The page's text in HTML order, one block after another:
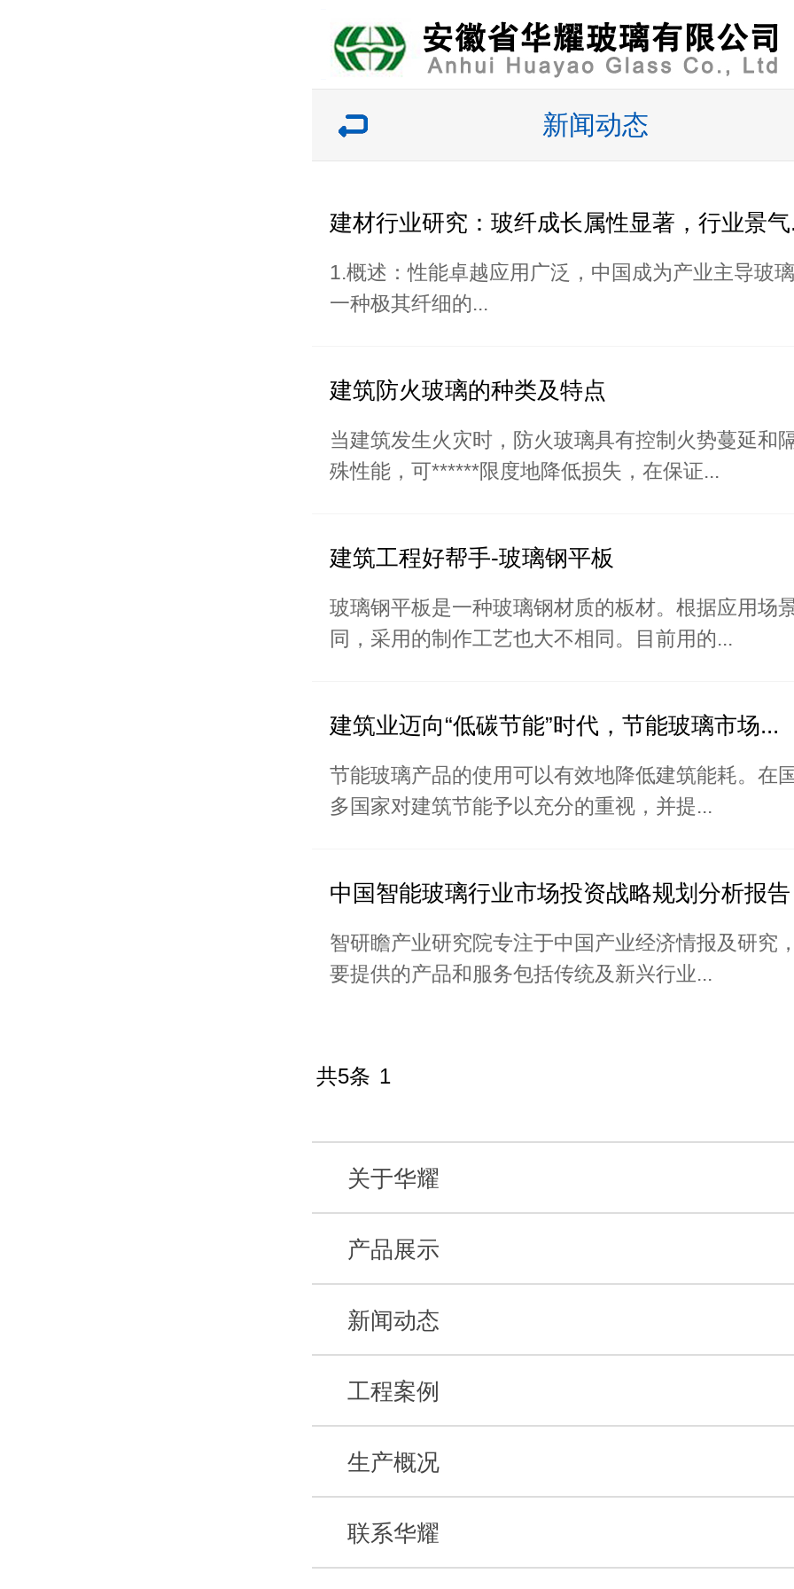
新闻动态
建材行业研究：玻纤成长属性显著，行业景
1.概述：性能卓越应用广泛，中国成为产业主导玻
一种极其纤细的...
建筑防火玻璃的种类及特点
当建筑发生火灾时，防火玻璃具有控制火势蔓延和
殊性能，可******限度地降低损失，在保证...
建筑工程好帮手-玻璃钢平板
玻璃钢平板是一种玻璃钢材质的板材。根据应用场
同，采用的制作工艺也大不相同。目前用的...
建筑业迈向“低碳节能”时代，节能玻璃市场...
节能玻璃产品的使用可以有效地降低建筑能耗。在
多国家对建筑节能予以充分的重视，并提...
中国智能玻璃行业市场投资战略规划分析报告
智研瞻产业研究院专注于中国产业经济情报及研究
要提供的产品和服务包括传统及新兴行业...
共5条 1
关于华耀
产品展示
新闻动态
工程案例
生产概况
联系华耀